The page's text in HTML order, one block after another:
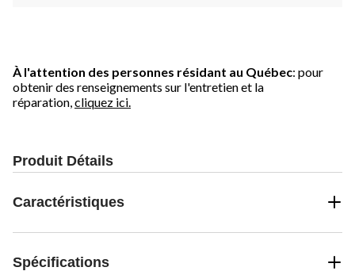
À l'attention des personnes résidant au Québec: pour
obtenir des renseignements sur l'entretien et la
réparation, cliquez ici.
Produit Détails
Caractéristiques
Spécifications